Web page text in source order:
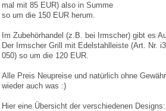
mal mit 85 EUR) also in Summe
so um die 150 EUR herum.
Im Zubehörhandel (z.B. bei Irmscher) gibt es
Der Irmscher Grill mit Edelstahlleiste (Art. Nr.
050) so um die 120 EUR.
Alle Preis Neupreise und natürlich ohne
wieder auch was :)
Hier eine Übersicht der verschiedenen Designs: